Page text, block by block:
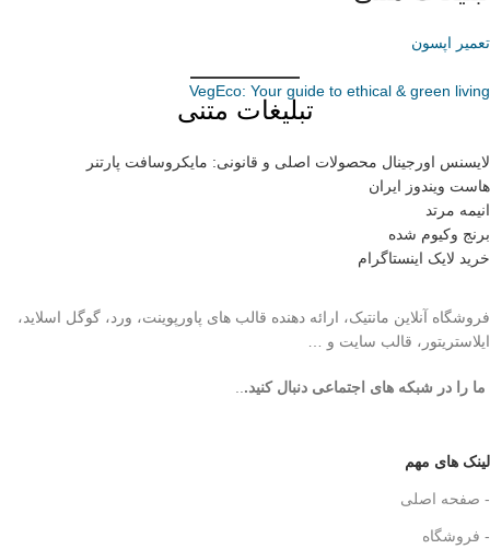
تعمیر اپسون
VegEco: Your guide to ethical & green living
تبلیغات متنی
لایسنس اورجینال محصولات اصلی و قانونی: مایکروسافت پارتنر
هاست ویندوز ایران
انیمه مرتد
برنج وکیوم شده
خرید لایک اینستاگرام
فروشگاه آنلاین مانتیک، ارائه دهنده قالب های پاورپوینت، ورد، گوگل اسلاید،
ایلاستریتور، قالب سایت و …
ما را در شبکه های اجتماعی دنبال کنید.
لینک های مهم
- صفحه اصلی
- فروشگاه